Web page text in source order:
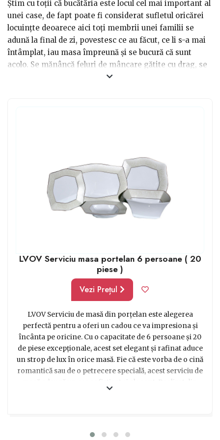
Știm cu toții că bucătăria este locul cel mai important al
unei case, de fapt poate fi considerat sufletul oricărei
locuințte deoarece aici toți membrii unei familii se
adună la final de zi, povestesc ce au făcut, ce li s-a mai
întâmplat, iau masa împreună și se bucură că sunt
acolo. Se mănâncă feluri de mâncare gătite cu drag, se
spun glume și povești, iar atmosfera este sau cel puțin,
LVOV Serviciu masa portelan 6 persoane ( 20
piese )
Vezi Prețul
LVOV Serviciu de masă din porțelan este alegerea
perfectă pentru a oferi un cadou ce va impresiona și
încânta pe oricine. Cu o capacitate de 6 persoane și 20
de piese excepționale, acest set elegant și rafinat aduce
un strop de lux în orice masă. Fie că este vorba de o cină
romantică sau de o petrecere specială, acest serviciu de
masă adaugă un aer sofisticat și elegant. Realizat din